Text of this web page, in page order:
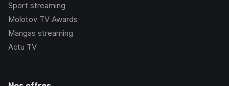
Sport streaming
Molotov TV Awards
Mangas streaming
Actu TV